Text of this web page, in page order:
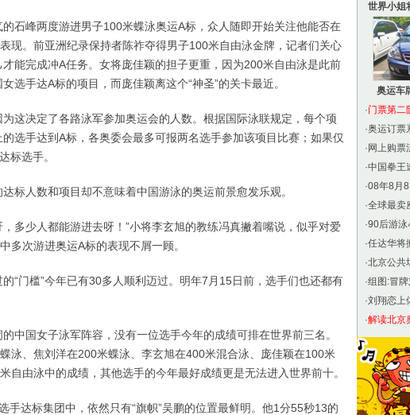
峰两度游进男子100米蝶泳奥运A标，众人随即开始关注他能否在
现。前亚洲纪录保持者陈祚夺得男子100米自由泳金牌，记者们关心
能完成冲A任务。女将庞佳颖的担子更重，因为200米自由泳是此前
选手达A标的项目，而庞佳颖离这个“神圣”的关卡最近。
决定了各路泳军参加奥运会的人数。根据国际泳联规定，每个项
选手达到A标，各奥委会最多可报两名选手参加该项目比赛；如果仅
标选手。
人数和项目却不意味着中国游泳的奥运前景愈发乐观。
少人都能游进去呀！”小将李玄旭的教练冯真撇着嘴说，似乎对爱
多次游进奥运A标的表现不屑一顾。
门槛”今年已有30多人顺利迈过。明年7月15日前，选手们也还都有
国女子泳军阵容，没有一位选手今年的成绩可排在世界前三名。
泳、焦刘洋在200米蝶泳、李玄旭在400米混合泳、庞佳颖在100米
自由泳中的成绩，其他选手的今年最好成绩更是无法进入世界前十。
达标集团中，依然只有“旗帜”吴鹏的位置最鲜明。他1分55秒13的
世界小姐
奥运车
·门票第二
·奥运订票
· 网上购票
·中国拳王
·08年8月
·全球最卖
·90后游泳
·任达华将
·北京公共
·组图:冒
·刘翔恋上
·解读北京